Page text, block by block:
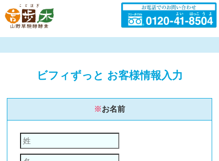
ビフィずっと お客様情報入力
※お名前